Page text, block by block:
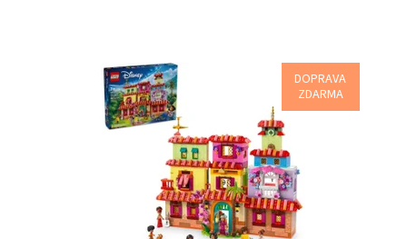
DOPRAVA
ZDARMA
Navštivte tento kouzelný dům a podívejte se, co se
skrývá uvnitř.
Dostupnost:
Skladem1